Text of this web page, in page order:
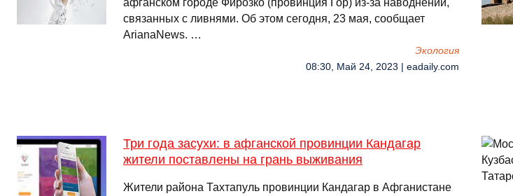
связанных с ливнями. Об этом сегодня, 23 мая, сообщает
ArianaNews. …
Экология
08:30, Май 24, 2023 | eadaily.com
Три года засухи: в афганской провинции Кандагар
жители поставлены на грань выживания
Жители района Тахтапуль провинции Кандагар в Афганистане